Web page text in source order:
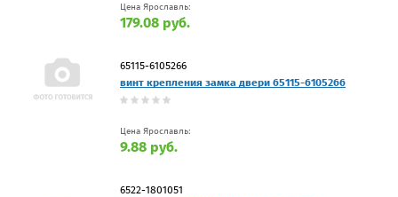
Цена Ярославль:
179.08 руб.
65115-6105266
винт крепления замка двери 65115-6105266
Цена Ярославль:
9.88 руб.
6522-1801051